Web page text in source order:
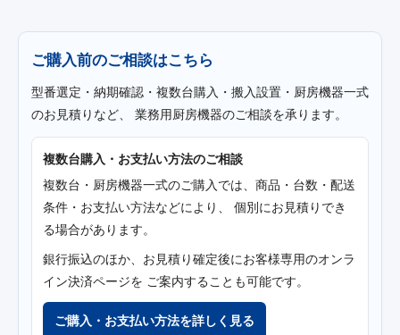
ご購入前のご相談はこちら
型番選定・納期確認・複数台購入・搬入設置・厨房機器一式
のお見積りなど、 業務用厨房機器のご相談を承ります。
複数台購入・お支払い方法のご相談
複数台・厨房機器一式のご購入では、商品・台数・配送
条件・お支払い方法などにより、 個別にお見積りでき
る場合があります。
銀行振込のほか、お見積り確定後にお客様専用のオンラ
イン決済ページを ご案内することも可能です。
ご購入・お支払い方法を詳しく見る